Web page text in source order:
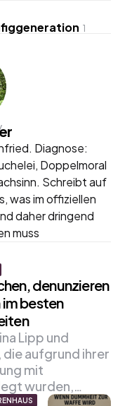
1
Diagnose:
Doppelmoral
Schreibt auf
was im offiziellen
daher dringend
muss
denunzieren
besten
Lipp und
die aufgrund ihrer
mit
wurden,…